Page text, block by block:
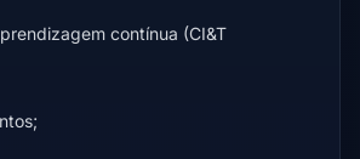
contínua (CI&T